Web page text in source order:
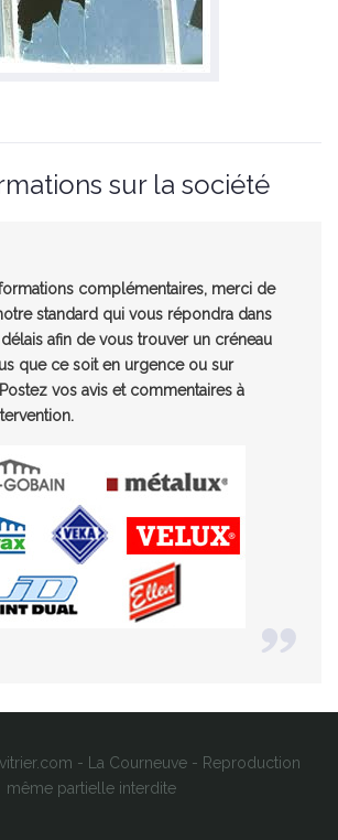
sur la société
complémentaires, merci de
standard qui vous répondra dans
afin de vous trouver un créneau
que ce soit en urgence ou sur
vos avis et commentaires à
- La Courneuve - Reproduction
même partielle interdite